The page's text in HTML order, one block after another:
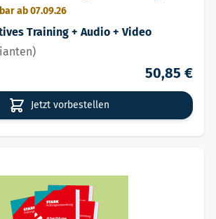
ab 07.09.26
Training + Audio + Video
50,85 €
Jetzt vorbestellen